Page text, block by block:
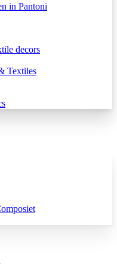
in Pantoni
decors
Textiles